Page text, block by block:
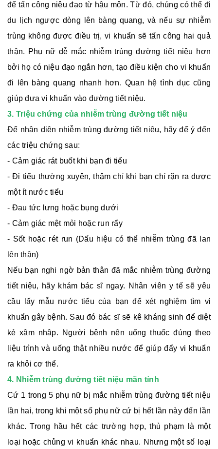
để tấn công niệu đạo từ hậu môn. Từ đó, chúng có thể đi
du lịch ngược dòng lên bàng quang, và nếu sự nhiễm
trùng không được điều trị, vi khuẩn sẽ tấn công hai quả
thận. Phụ nữ dễ mắc nhiễm trùng đường tiết niệu hơn
bởi họ có niệu đạo ngắn hơn, tạo điều kiện cho vi khuẩn
đi lên bàng quang nhanh hơn. Quan hệ tình dục cũng
giúp đưa vi khuẩn vào đường tiết niệu.
3. Triệu chứng của nhiễm trùng đường tiết niệu
Để nhận diện nhiễm trùng đường tiết niệu, hãy để ý đến
các triệu chứng sau:
- Cảm giác rát buốt khi bạn đi tiểu
- Đi tiểu thường xuyên, thậm chí khi bạn chỉ rặn ra được
một ít nước tiểu
- Đau tức lưng hoặc bụng dưới
- Cảm giác mệt mỏi hoặc run rẩy
- Sốt hoặc rét run (Dấu hiệu có thể nhiễm trùng đã lan
lên thận)
Nếu bạn nghi ngờ bản thân đã mắc nhiễm trùng đường
tiết niệu, hãy khám bác sĩ ngay. Nhân viên y tế sẽ yêu
cầu lấy mẫu nước tiểu của bạn để xét nghiệm tìm vi
khuẩn gây bệnh. Sau đó bác sĩ sẽ kê kháng sinh để diệt
kẻ xâm nhập. Người bệnh nên uống thuốc đúng theo
liệu trình và uống thật nhiều nước để giúp đẩy vi khuẩn
ra khỏi cơ thể.
4. Nhiễm trùng đường tiết niệu mãn tính
Cứ 1 trong 5 phụ nữ bị mắc nhiễm trùng đường tiết niệu
lần hai, trong khi một số phụ nữ cứ bị hết lần này đến lần
khác. Trong hầu hết các trường hợp, thủ phạm là một
loại hoặc chủng vi khuẩn khác nhau. Nhưng một số loại